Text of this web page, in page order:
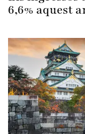
6,6% aquest